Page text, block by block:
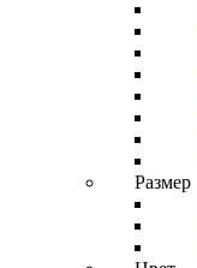
Размер